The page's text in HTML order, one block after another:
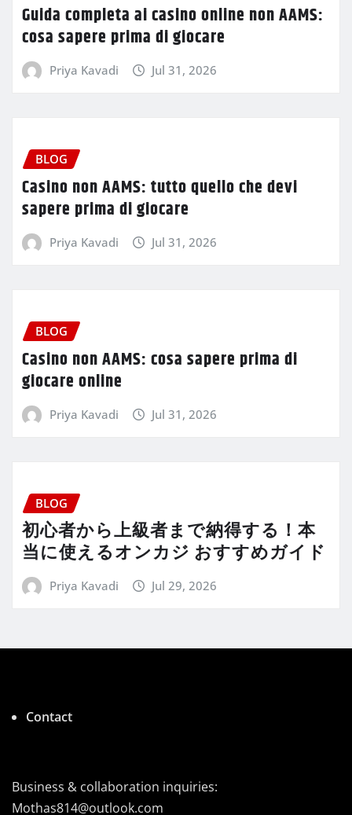
Guida completa ai casino online non AAMS:
cosa sapere prima di giocare
Priya Kavadi Jul 31, 2026
BLOG
Casino non AAMS: tutto quello che devi
sapere prima di giocare
Priya Kavadi Jul 31, 2026
BLOG
Casino non AAMS: cosa sapere prima di
giocare online
Priya Kavadi Jul 31, 2026
BLOG
初心者から上級者まで納得する！本
当に使えるオンカジ おすすめガイド
Priya Kavadi Jul 29, 2026
Contact
Business & collaboration inquiries:
Mothas814@outlook.com